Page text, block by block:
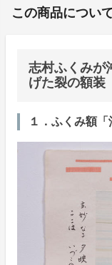
この商品につい
志村ふくみが
げた裂の額装
１．ふくみ額「